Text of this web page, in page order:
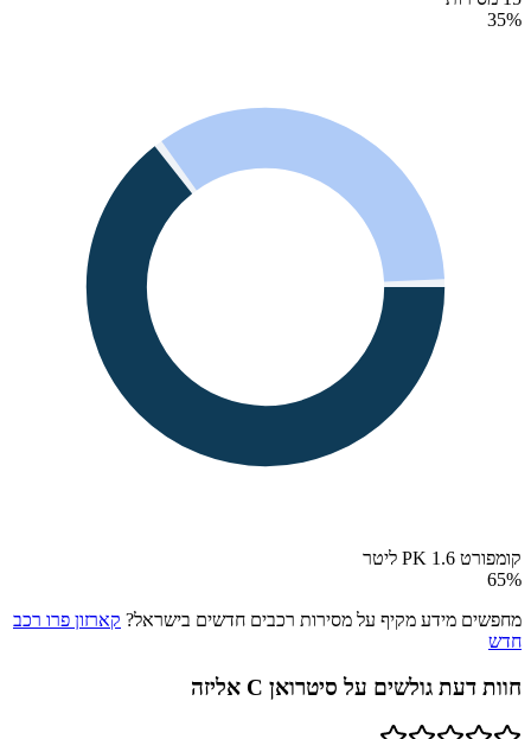
35%
קומפורט PK 1.6 ליטר
65%
מחפשים מידע מקיף על מסירות רכבים חדשים בישראל? קארזון פרו רכב
חדש
חוות דעת גולשים על סיטרואן C אליזה